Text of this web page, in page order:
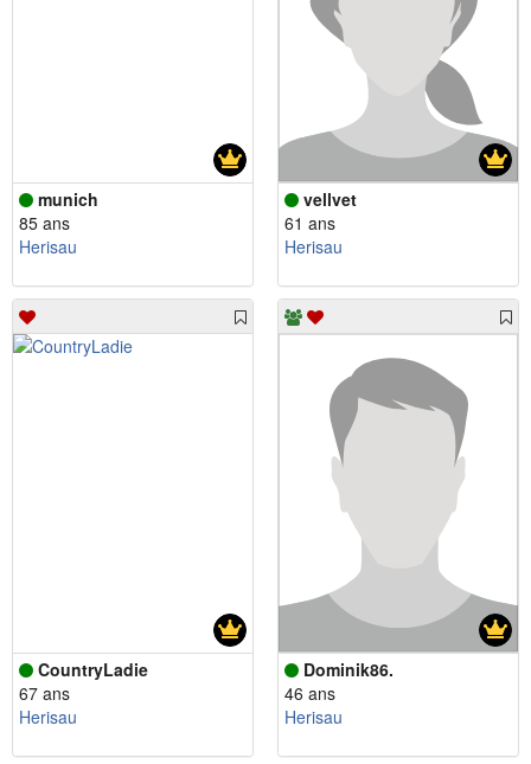
munich
85 ans
Herisau
vellvet
61 ans
Herisau
CountryLadie
67 ans
Herisau
Dominik86.
46 ans
Herisau